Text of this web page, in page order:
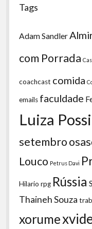
Tags
Adam Sandler
com Porrada
coachcast comida
emails faculdade
Luiza Possi
setembro
Louco Petrus Davi
Hilario rpg Rússia
Thaineh Souza
xorume